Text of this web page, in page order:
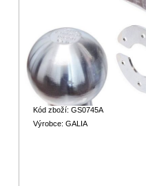
Kód zboží: GS0745A
Výrobce: GALIA